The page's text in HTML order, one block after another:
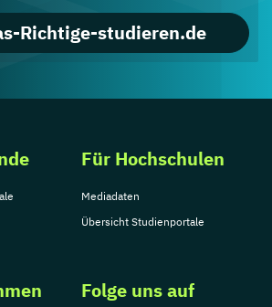
Richtige-studieren.de
Für Hochschulen
Mediadaten
Übersicht Studienportale
Folge uns auf